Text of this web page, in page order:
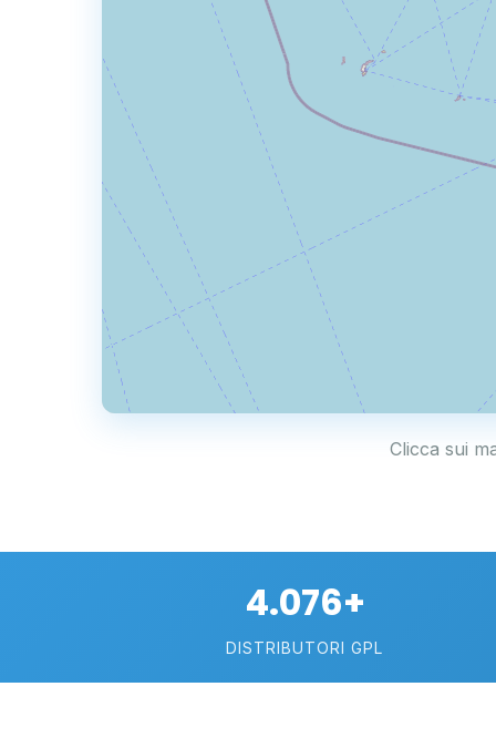
Clicca sui
4.076+
DISTRIBUTORI GPL